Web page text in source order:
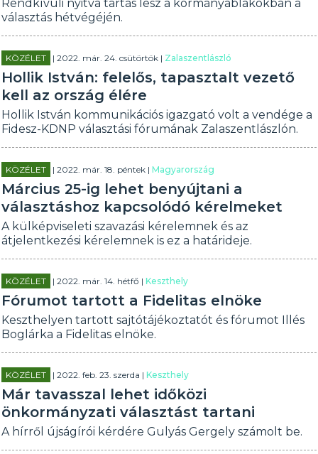
Rendkívüli nyitva tartás lesz a kormányablakokban a
választás hétvégéjén.
KÖZÉLET | 2022. már. 24. csütörtök | Zalaszentlászló
Hollik István: felelős, tapasztalt vezető
kell az ország élére
Hollik István kommunikációs igazgató volt a vendége a
Fidesz-KDNP választási fórumának Zalaszentlászlón.
KÖZÉLET | 2022. már. 18. péntek |Magyarország
Március 25-ig lehet benyújtani a
választáshoz kapcsolódó kérelmeket
A külképviseleti szavazási kérelemnek és az
átjelentkezési kérelemnek is ez a határideje.
KÖZÉLET | 2022. már. 14. hétfő |Keszthely
Fórumot tartott a Fidelitas elnöke
Keszthelyen tartott sajtótájékoztatót és fórumot Illés
Boglárka a Fidelitas elnöke.
KÖZÉLET | 2022. feb. 23. szerda |Keszthely
Már tavasszal lehet időközi
önkormányzati választást tartani
A hírről újságírói kérdére Gulyás Gergely számolt be.